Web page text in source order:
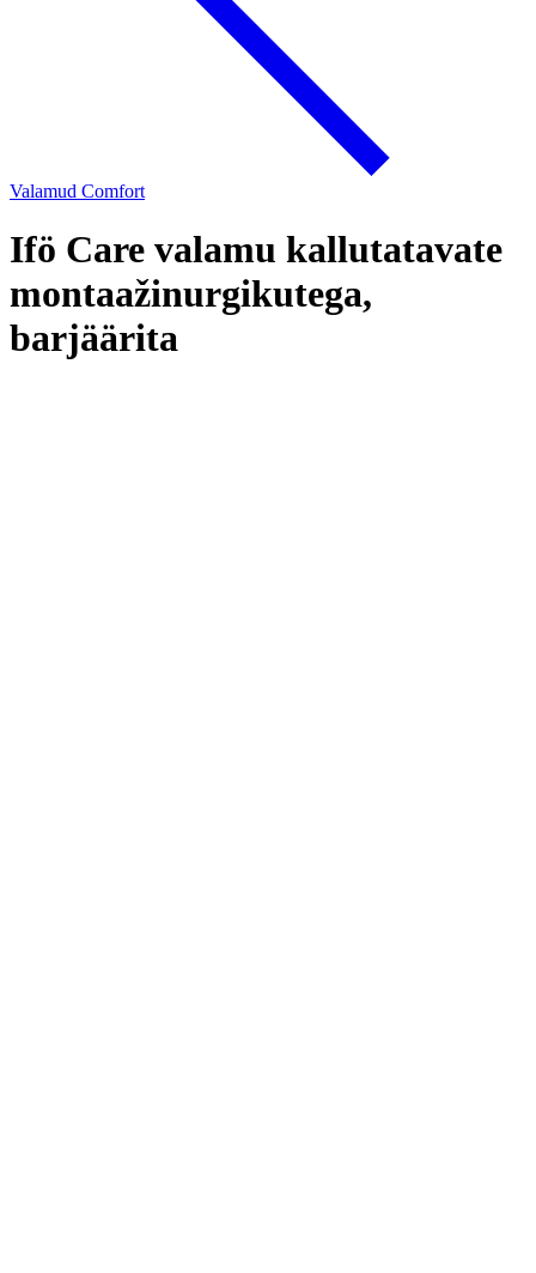
Valamud Comfort
Ifö Care valamu kallutatavate
montaažinurgikutega,
barjäärita